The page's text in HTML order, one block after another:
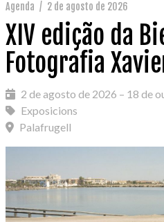
Agenda / 2 de agosto de 2026
XIV edição da
Fotografia
2 de agosto de 2026 – 18 de
Exposicions
Palafrugell